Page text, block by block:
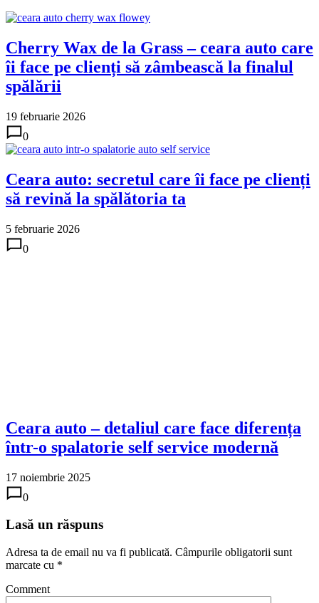
Cherry Wax de la Grass – ceara auto care
îi face pe clienți să zâmbească la finalul
spălării
19 februarie 2026
0
Ceara auto: secretul care îi face pe clienți
să revină la spălătoria ta
5 februarie 2026
0
Ceara auto – detaliul care face diferența
într-o spalatorie self service modernă
17 noiembrie 2025
0
Lasă un răspuns
Adresa ta de email nu va fi publicată. Câmpurile obligatorii sunt
marcate cu *
Comment